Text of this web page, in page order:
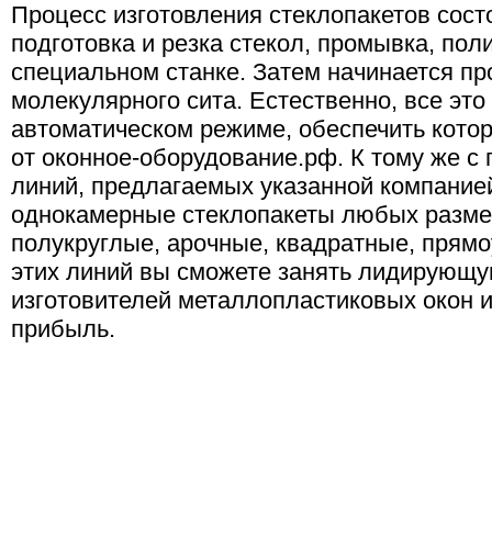
Процесс изготовления стеклопакетов
подготовка и резка стекол, промывка,
специальном станке. Затем начинается
молекулярного сита. Естественно, все
автоматическом режиме, обеспечить
от оконное-оборудование.рф. К тому же
линий, предлагаемых указанной
однокамерные стеклопакеты любых
полукруглые, арочные, квадратные,
этих линий вы сможете занять
изготовителей металлопластиковых окон
прибыль.